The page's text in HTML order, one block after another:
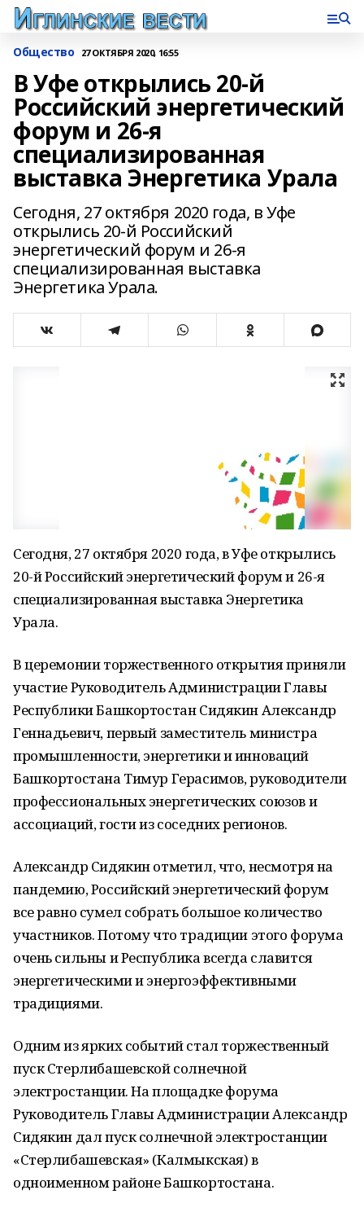
Общество 27 ОКТЯБРЯ 2020, 16:55
В Уфе открылись 20-й
Российский энергетический
форум и 26-я
специализированная
выставка Энергетика Урала
Сегодня, 27 октября 2020 года, в Уфе
открылись 20-й Российский
энергетический форум и 26-я
специализированная выставка
Энергетика Урала.
Сегодня, 27 октября 2020 года, в Уфе открылись
20-й Российский энергетический форум и 26-я
специализированная выставка Энергетика
Урала.
В церемонии торжественного открытия приняли
участие Руководитель Администрации Главы
Республики Башкортостан Сидякин Александр
Геннадьевич, первый заместитель министра
промышленности, энергетики и инноваций
Башкортостана Тимур Герасимов, руководители
профессиональных энергетических союзов и
ассоциаций, гости из соседних регионов.
Александр Сидякин отметил, что, несмотря на
пандемию, Российский энергетический форум
все равно сумел собрать большое количество
участников. Потому что традиции этого форума
очень сильны и Республика всегда славится
энергетическими и энергоэффективными
традициями.
Одним из ярких событий стал торжественный
пуск Стерлибашевской солнечной
электростанции. На площадке форума
Руководитель Главы Администрации Александр
Сидякин дал пуск солнечной электростанции
«Стерлибашевская» (Калмыкская) в
одноименном районе Башкортостана.